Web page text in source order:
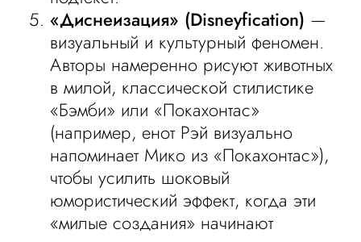
«Диснеизация» (Disneyfication) —
визуальный и культурный феномен.
Авторы намеренно рисуют животных
в милой, классической стилистике
«Бэмби» или «Покахонтас»
(например, енот Рэй визуально
напоминает Мико из «Покахонтас»),
чтобы усилить шоковый
юмористический эффект, когда эти
«милые создания» начинают